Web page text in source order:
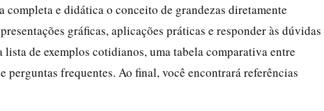
e didática o conceito de grandezas diretamente
gráficas, aplicações práticas e responder às dúvidas
de exemplos cotidianos, uma tabela comparativa entre
perguntas frequentes. Ao final, você encontrará referências